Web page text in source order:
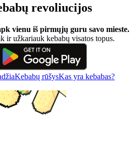
revoliucijos
vienu iš pirmųjų guru savo mieste.
ir užkariauk kebabų visatos topus.
Kebabų rūšysKas yra kebabas?